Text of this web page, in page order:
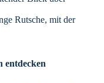
Rutsche, mit der
entdecken